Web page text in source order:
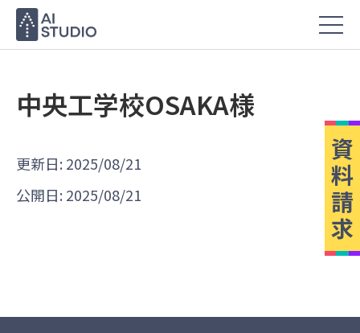
資
料
請
求
中央工学校OSAKA様
更新日: 2025/08/21
公開日: 2025/08/21